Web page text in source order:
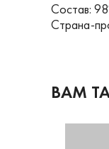
Состав:
Страна-
ВАМ